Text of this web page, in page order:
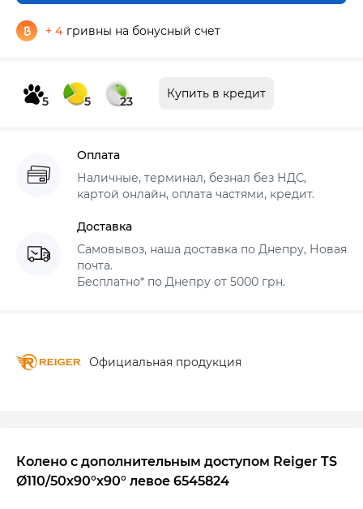
+ 4 гривны на бонусный счет
5 5 23
Купить в кредит
Оплата
Наличные, терминал, безнал без НДС,
картой онлайн, оплата частями, кредит.
Доставка
Самовывоз, наша доставка по Днепру, Новая
почта.
Бесплатно* по Днепру от 5000 грн.
Официальная продукция
Колено с дополнительным доступом Reiger TS
Ø110/50х90°х90° левое 6545824